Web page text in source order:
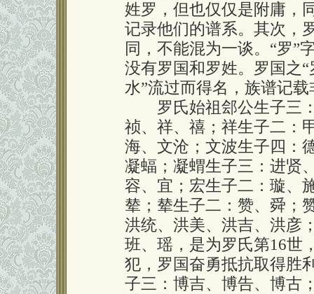
姓罗，但也仅仅是附庸，
记录他们的谱系。其次，
同，不能混为一谈。“罗”
没有罗国和罗姓。罗国之
水”流过而得名，族谱记
罗氏始祖郐公生子三：
祯、祥、禧；祥生子二：
海、文沧；文波生子四：
凝蝠；凝蝟生子三：进贤
容、宜；宏生子二：璇、
辇；辇生子二：赞、舜；
洪统、洪美、洪吉、洪彦
班、瑶，是为罗氏第16世
犯，罗国奋勇抵抗取得胜
子三：博吉、博告、博古